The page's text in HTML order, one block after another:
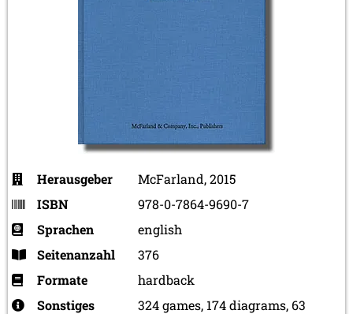
Herausgeber
McFarland, 2015
ISBN
978-0-7864-9690-7
Sprachen
english
Seitenanzahl
376
Formate
hardback
Sonstiges
324 games, 174 diagrams, 63